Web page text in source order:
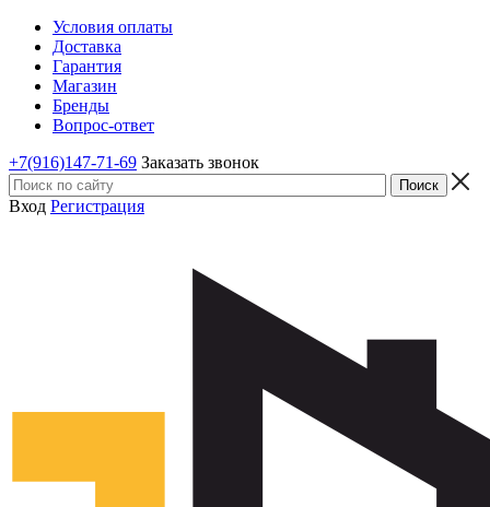
Условия оплаты
Доставка
Гарантия
Магазин
Бренды
Вопрос-ответ
+7(916)147-71-69 Заказать звонок
Вход Регистрация